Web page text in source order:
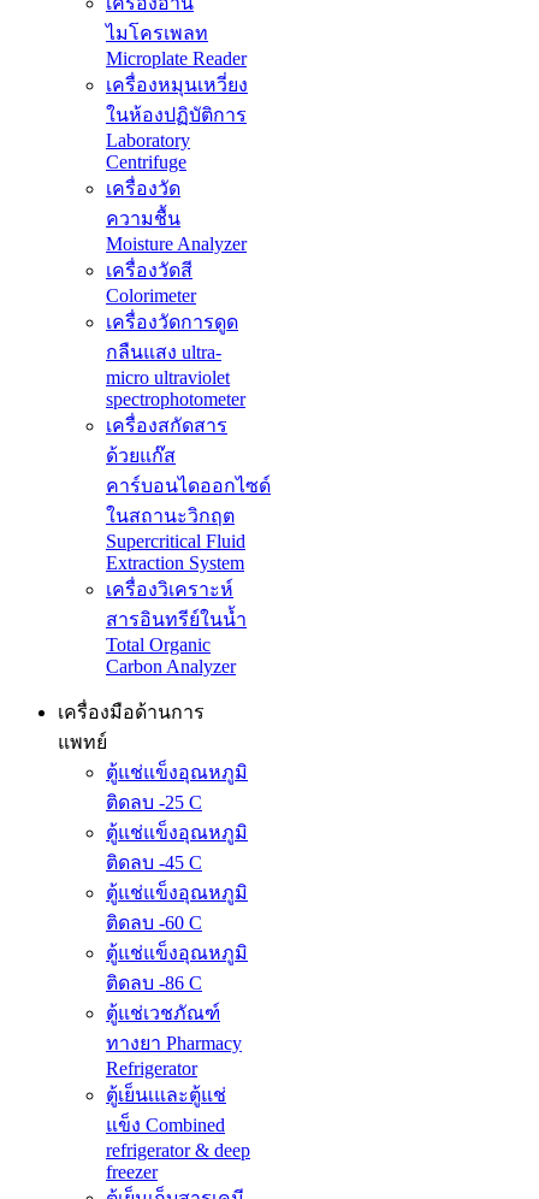
ไมโครเพลท
Microplate Reader
เครื่องหมุนเหวี่ยง
ในห้องปฏิบัติการ
Laboratory
Centrifuge
เครื่องวัด
ความชื้น
Moisture Analyzer
เครื่องวัดสี
Colorimeter
เครื่องวัดการดูด
กลืนแสง ultra-
micro ultraviolet
spectrophotometer
เครื่องสกัดสาร
ด้วยแก๊ส
คาร์บอนไดออกไซด์
ในสถานะวิกฤต
Supercritical Fluid
Extraction System
เครื่องวิเคราะห์
สารอินทรีย์ในน้ำ
Total Organic
Carbon Analyzer
เครื่องมือด้านการ
แพทย์
ตู้แช่แข็งอุณหภูมิ
ติดลบ -25 C
ตู้แช่แข็งอุณหภูมิ
ติดลบ -45 C
ตู้แช่แข็งอุณหภูมิ
ติดลบ -60 C
ตู้แช่แข็งอุณหภูมิ
ติดลบ -86 C
ตู้แช่เวชภัณฑ์
ทางยา Pharmacy
Refrigerator
ตู้เย็นเและตู้แช่
แข็ง Combined
refrigerator & deep
freezer